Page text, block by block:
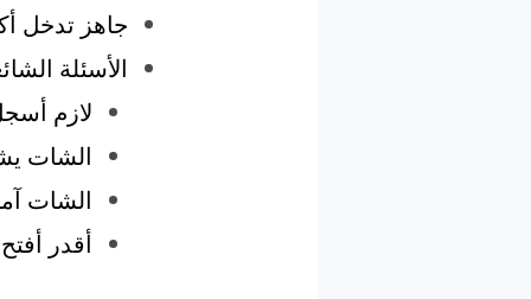
جاهز تدخل
الأسئلة
لازم
الشات
الشات
أقدر